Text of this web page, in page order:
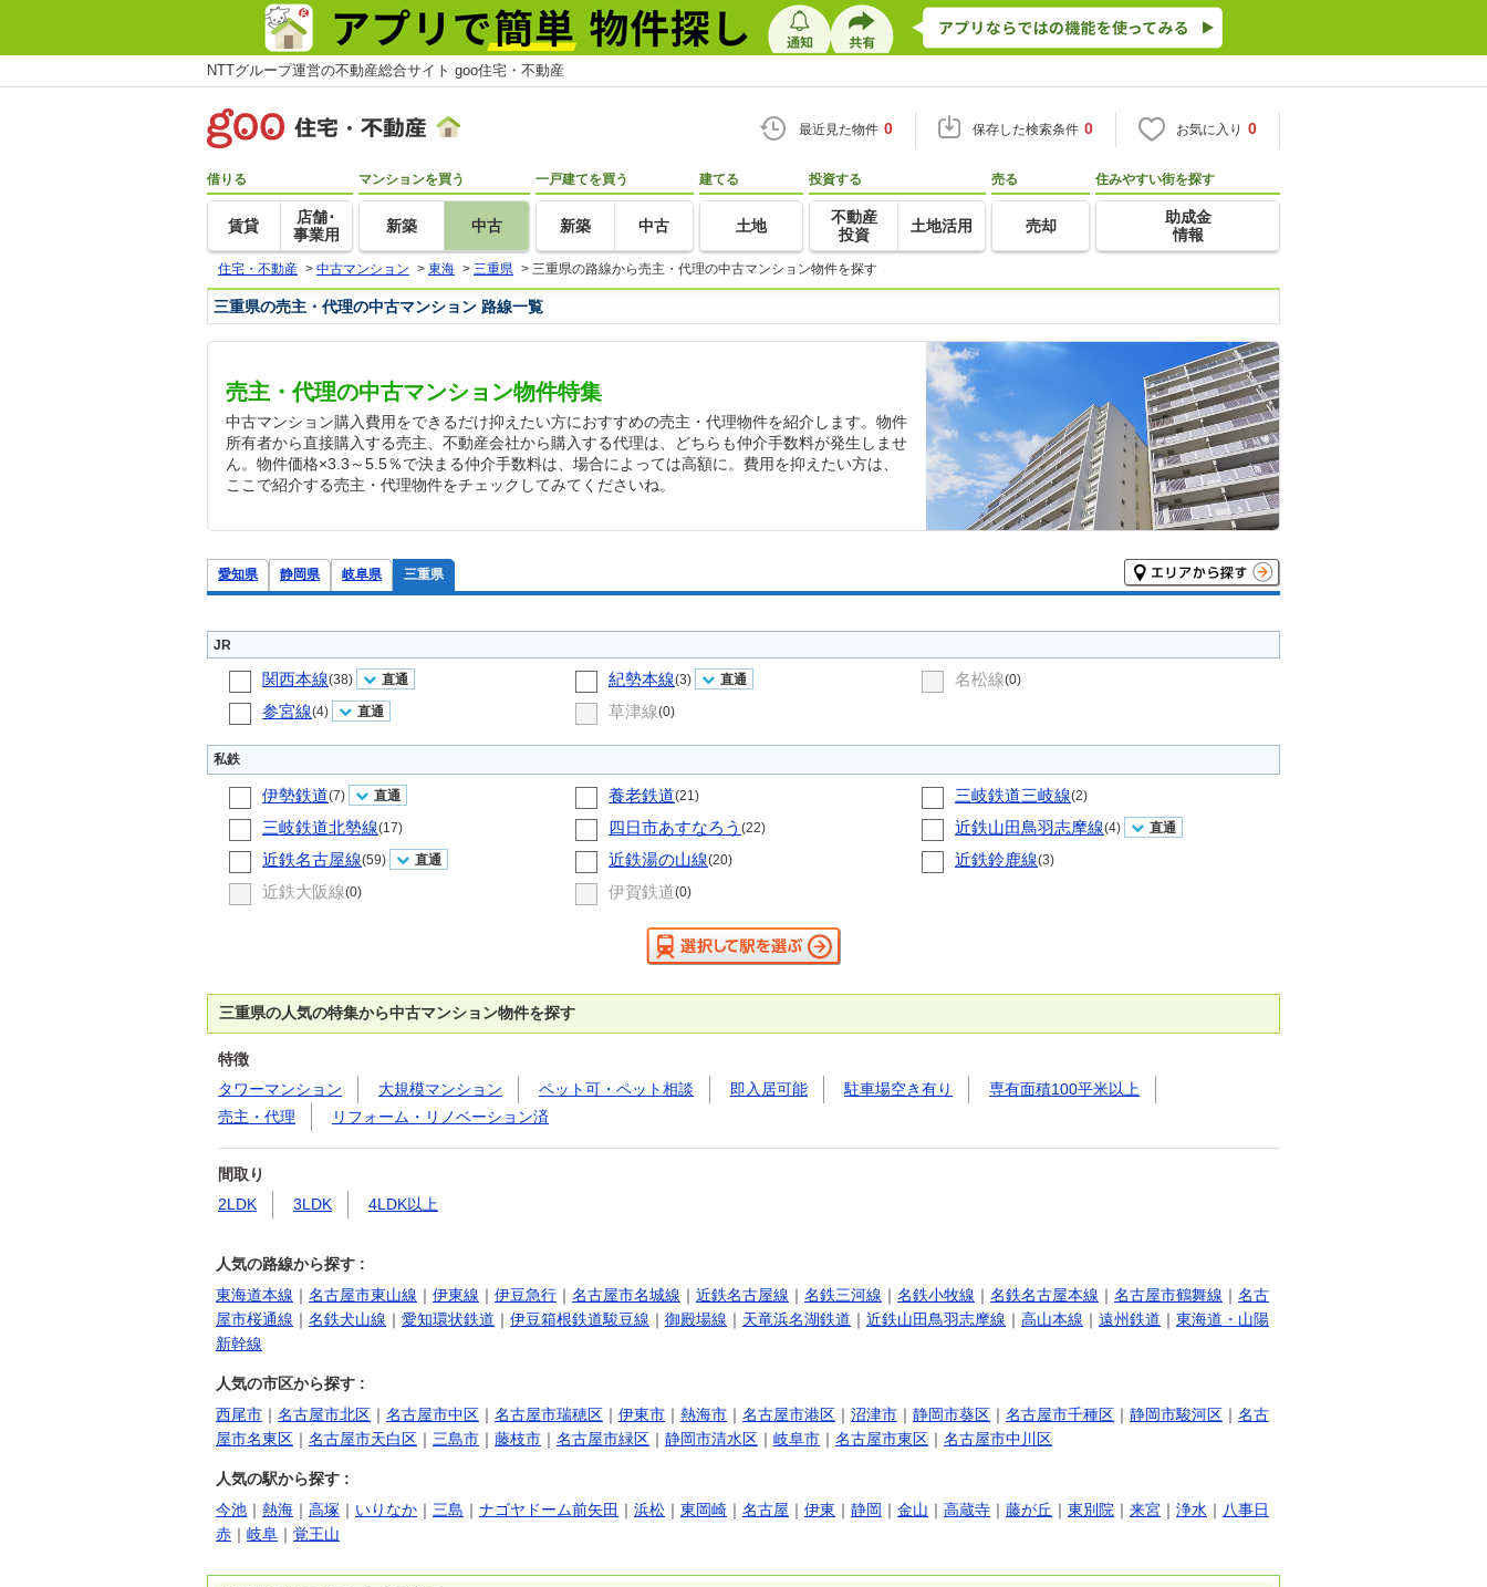
NTTグループ運営の不動産総合サイト goo住宅・不動産
最近見た物件 0 保存した検索条件 0 お気に入り 0
借りる
賃貸
店舗･
事業用
マンションを買う
新築 中古
一戸建てを買う
新築 中古
建てる
土地
投資する
不動産
投資
土地活用
売る
売却
住みやすい街を探す
助成金
情報
住宅・不動産 > 中古マンション > 東海 > 三重県 > 三重県の路線から売主・代理の中古マンション物件を探す
三重県の売主・代理の中古マンション 路線一覧
売主・代理の中古マンション物件特集
中古マンション購入費用をできるだけ抑えたい方におすすめの売主・代理物件を紹介します。物件
所有者から直接購入する売主、不動産会社から購入する代理は、どちらも仲介手数料が発生しませ
ん。物件価格×3.3～5.5％で決まる仲介手数料は、場合によっては高額に。費用を抑えたい方は、
ここで紹介する売主・代理物件をチェックしてみてくださいね。
愛知県 静岡県 岐阜県 三重県
JR
関西本線(38) 直通 紀勢本線(3) 直通 名松線(0)
参宮線(4) 直通 草津線(0)
私鉄
伊勢鉄道(7) 直通 養老鉄道(21) 三岐鉄道三岐線(2)
三岐鉄道北勢線(17) 四日市あすなろう(22) 近鉄山田鳥羽志摩線(4) 直通
近鉄名古屋線(59) 直通 近鉄湯の山線(20) 近鉄鈴鹿線(3)
近鉄大阪線(0) 伊賀鉄道(0)
三重県の人気の特集から中古マンション物件を探す
特徴
タワーマンション
大規模マンション ペット可・ペット相談 即入居可能 駐車場空き有り
専有面積100平米以上
売主・代理
リフォーム・リノベーション済
間取り
2LDK
3LDK 4LDK以上
人気の路線から探す :
東海道本線 ｜ 名古屋市東山線 ｜ 伊東線 ｜ 伊豆急行 ｜ 名古屋市名城線 ｜ 近鉄名古屋線 ｜ 名鉄三河線 ｜ 名鉄小牧線 ｜ 名鉄名古屋本線 ｜ 名古屋市鶴舞線 ｜ 名古
屋市桜通線 ｜ 名鉄犬山線 ｜ 愛知環状鉄道 ｜ 伊豆箱根鉄道駿豆線 ｜ 御殿場線 ｜ 天竜浜名湖鉄道 ｜ 近鉄山田鳥羽志摩線 ｜ 高山本線 ｜ 遠州鉄道 ｜ 東海道・山陽
新幹線
人気の市区から探す :
西尾市 ｜ 名古屋市北区 ｜ 名古屋市中区 ｜ 名古屋市瑞穂区 ｜ 伊東市 ｜ 熱海市 ｜ 名古屋市港区 ｜ 沼津市 ｜ 静岡市葵区 ｜ 名古屋市千種区 ｜ 静岡市駿河区 ｜ 名古
屋市名東区 ｜ 名古屋市天白区 ｜ 三島市 ｜ 藤枝市 ｜ 名古屋市緑区 ｜ 静岡市清水区 ｜ 岐阜市 ｜ 名古屋市東区 ｜ 名古屋市中川区
人気の駅から探す :
今池 ｜ 熱海 ｜ 高塚 ｜ いりなか ｜ 三島 ｜ ナゴヤドーム前矢田 ｜ 浜松 ｜ 東岡崎 ｜ 名古屋 ｜ 伊東 ｜ 静岡 ｜ 金山 ｜ 高蔵寺 ｜ 藤が丘 ｜ 東別院 ｜ 来宮 ｜ 浄水 ｜ 八事日
赤 ｜ 岐阜 ｜ 覚王山